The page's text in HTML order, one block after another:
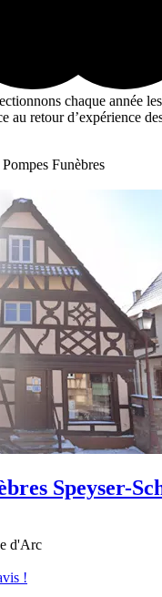
chaque année
au retour d’expérience
Funèbres
Speyser-
d'Arc
!